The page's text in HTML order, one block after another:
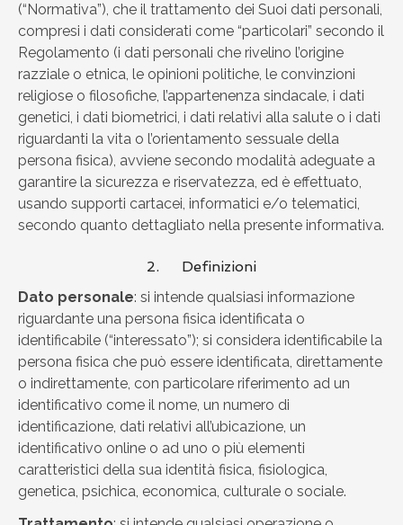
(“Normativa”), che il trattamento dei Suoi dati personali,
compresi i dati considerati come “particolari” secondo il
Regolamento (i dati personali che rivelino l’origine
razziale o etnica, le opinioni politiche, le convinzioni
religiose o filosofiche, l’appartenenza sindacale, i dati
genetici, i dati biometrici, i dati relativi alla salute o i dati
riguardanti la vita o l’orientamento sessuale della
persona fisica), avviene secondo modalità adeguate a
garantire la sicurezza e riservatezza, ed è effettuato,
usando supporti cartacei, informatici e/o telematici,
secondo quanto dettagliato nella presente informativa.
2. Definizioni
Dato personale: si intende qualsiasi informazione
riguardante una persona fisica identificata o
identificabile (“interessato”); si considera identificabile la
persona fisica che può essere identificata, direttamente
o indirettamente, con particolare riferimento ad un
identificativo come il nome, un numero di
identificazione, dati relativi all’ubicazione, un
identificativo online o ad uno o più elementi
caratteristici della sua identità fisica, fisiologica,
genetica, psichica, economica, culturale o sociale.